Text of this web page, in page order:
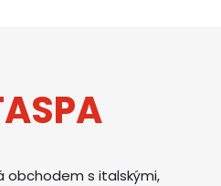
obchodem s italskými,